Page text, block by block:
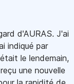
d'AURAS. J'ai
indiqué par
le lendemain,
une nouvelle